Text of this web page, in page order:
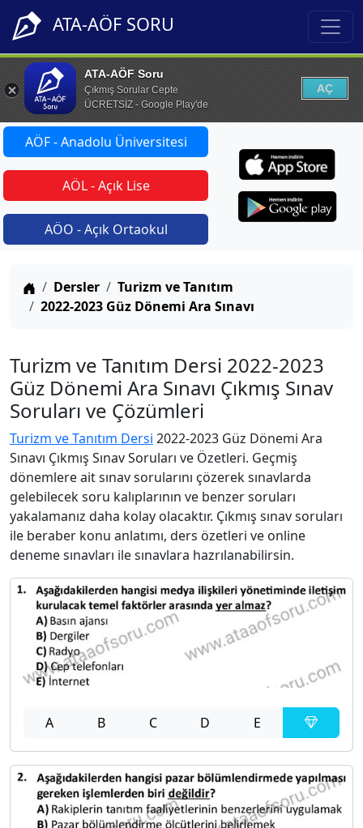
ATA-AÖF SORU
ATA-AÖF Soru
Çıkmış Sorular Cepte
ÜCRETSİZ - Google Play'de
AÇ
AÖF - Anadolu Üniversitesi
AÖL - Açık Lise
AÖO - Açık Ortaokul
Anasayfa
Dersler
Turizm ve Tanıtım
2022-2023 Güz Dönemi Ara Sınavı
Turizm ve Tanıtım Dersi 2022-2023
Güz Dönemi Ara Sınavı Çıkmış Sınav
Soruları ve Çözümleri
Turizm ve Tanıtım Dersi 2022-2023 Güz Dönemi Ara
Sınavı Çıkmış Sınav Soruları ve Özetleri. Geçmiş
dönemlere ait sınav sorularını çözerek sınavlarda
gelebilecek soru kalıplarının ve benzer soruları
yakalamanız daha kolay olacaktır. Çıkmış sınav soruları
ile beraber konu anlatımı, ders özetleri ve online
deneme sınavları ile sınavlara hazrılanabilirsin.
A B C D E